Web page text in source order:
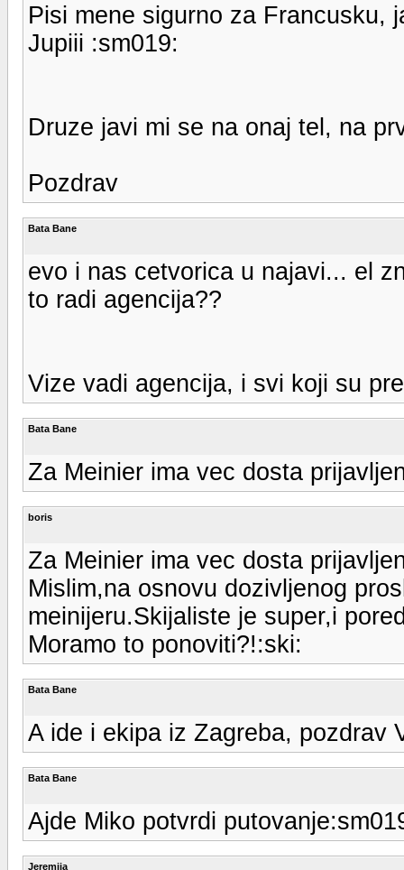
Pisi mene sigurno za Francusku,
Jupiii :sm019:
Druze javi mi se na onaj tel, na
Pozdrav
Bata Bane
evo i nas cetvorica u najavi... el
to radi agencija??
Vize vadi agencija, i svi koji su
Bata Bane
Za Meinier ima vec dosta
boris
Za Meinier ima vec dosta
Mislim,na osnovu dozivljenog
meinijeru.Skijaliste je super,i
Moramo to ponoviti?!:ski:
Bata Bane
A ide i ekipa iz Zagreba, pozdrav
Bata Bane
Ajde Miko potvrdi
Jeremija